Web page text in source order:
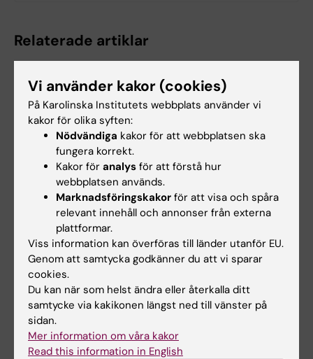
Relaterade artiklar
21 jul 2026
Sociala medier i
tonåren ökade inte
risken för psykisk
ohälsa
Tiden som tonåringar
spenderar på sociala medier
kunde inte kopplas till…
14 jul 2026
Spädbarnskollaps
ovanligt men kan få
allvarliga
konsekvenser
Plötslig oväntad
spädbarnskollaps under den
Vi använder kakor (cookies)
På Karolinska Institutets webbplats använder vi
kakor för olika syften:
Nödvändiga kakor för att webbplatsen ska
fungera korrekt.
Kakor för analys för att förstå hur
webbplatsen används.
Marknadsföringskakor för att visa och spåra
relevant innehåll och annonser från externa
plattformar.
Viss information kan överföras till länder utanför EU.
Genom att samtycka godkänner du att vi sparar
cookies.
Du kan när som helst ändra eller återkalla ditt
samtycke via kakikonen längst ned till vänster på
sidan.
Mer information om våra kakor
Read this information in English